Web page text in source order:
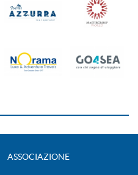
ASSOCIAZIONE